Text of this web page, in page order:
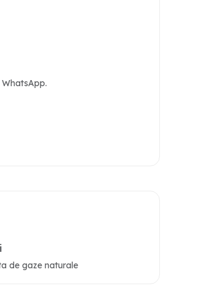
de gaze naturale